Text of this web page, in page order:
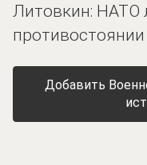
Литовкин: НАТО
Добавить